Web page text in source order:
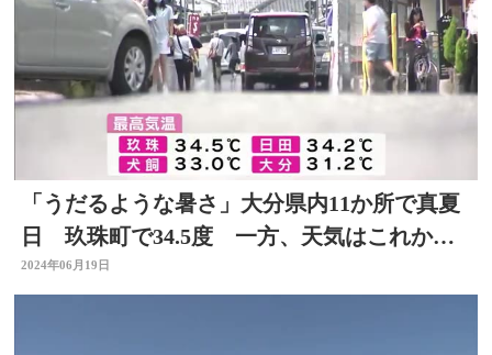
「うだるような暑さ」大分県内11か所で真夏
日 玖珠町で34.5度 一方、天気はこれから
下り坂に
2024年06月19日